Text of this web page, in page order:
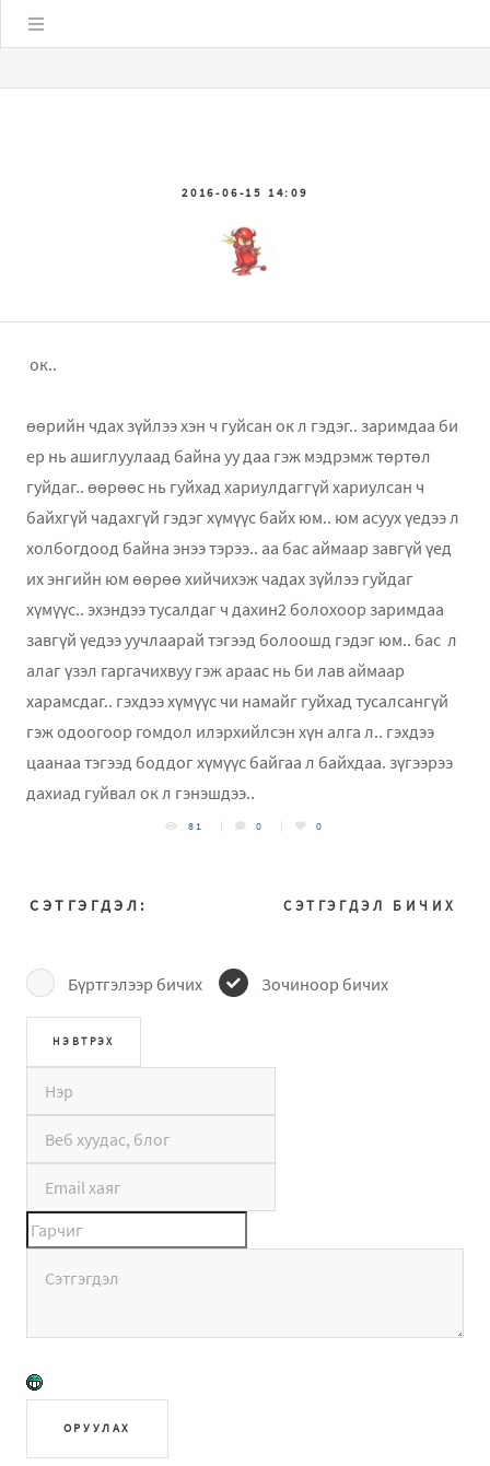
2016-06-15 14:09
ок..
өөрийн чдах зүйлээ хэн ч гуйсан ок л гэдэг.. заримдаа би
ер нь ашиглуулаад байна уу даа гэж мэдрэмж төртөл
гуйдаг.. өөрөөс нь гуйхад хариулдаггүй хариулсан ч
байхгүй чадахгүй гэдэг хүмүүс байх юм.. юм асуух үедээ л
холбогдоод байна энээ тэрээ.. аа бас аймаар завгүй үед
их энгийн юм өөрөө хийчихэж чадах зүйлээ гуйдаг
хүмүүс.. эхэндээ тусалдаг ч дахин2 болохоор заримдаа
завгүй үедээ уучлаарай тэгээд болоошд гэдэг юм.. бас л
алаг үзэл гаргачихвуу гэж араас нь би лав аймаар
харамсдаг.. гэхдээ хүмүүс чи намайг гуйхад тусалсангүй
гэж одоогоор гомдол илэрхийлсэн хүн алга л.. гэхдээ
цаанаа тэгээд боддог хүмүүс байгаа л байхдаа. зүгээрээ
дахиад гуйвал ок л гэнэшдээ..
81 0 0
СЭТГЭГДЭЛ БИЧИХ
СЭТГЭГДЭЛ:
Бүртгэлээр бичих Зочиноор бичих
ОРУУЛАХ